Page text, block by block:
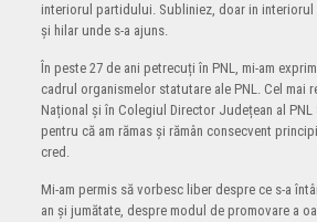
interiorul partidului. Subliniez, doar in interiorul
și hilar unde s-a ajuns.
În peste 27 de ani petrecuți în PNL, mi-am
cadrul organismelor statutare ale PNL. Cel mai
Național și în Colegiul Director Județean al PNL
pentru că am rămas și rămân consecvent
cred.
Mi-am permis să vorbesc liber despre ce s-a
an și jumătate, despre modul de promovare a